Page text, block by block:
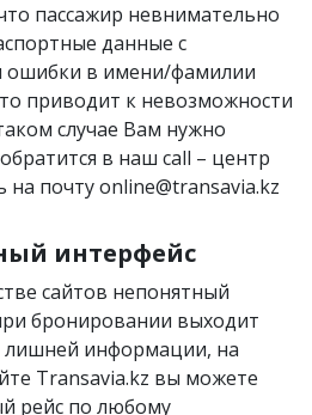
пассажир невнимательно
данные с
в имени/фамилии
приводит к невозможности
случае Вам нужно
в наш call – центр
на почту online@transavia.kz
интерфейс
сайтов непонятный
бронировании выходит
лишней информации, на
Transavia.kz вы можете
рейс по любому